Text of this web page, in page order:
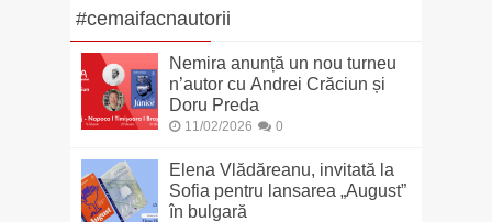
#cemaifacnautorii
Nemira anunță un nou turneu
n’autor cu Andrei Crăciun și
Doru Preda
11/02/2026 0
Elena Vlădăreanu, invitată la
Sofia pentru lansarea „August”
în bulgară